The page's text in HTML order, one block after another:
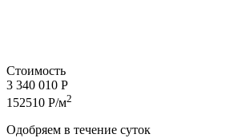
Стоимость
3 340 010 Р
152510 Р/м2
Одобряем в течение суток